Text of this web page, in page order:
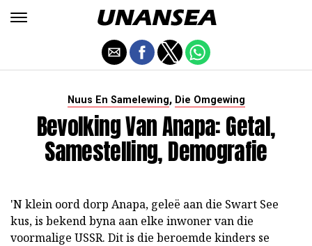
Nuus En Samelewing, Die Omgewing
Bevolking Van Anapa: Getal,
Samestelling, Demografie
'N klein oord dorp Anapa, geleë aan die Swart See
kus, is bekend byna aan elke inwoner van die
voormalige USSR. Dit is die beroemde kinders se